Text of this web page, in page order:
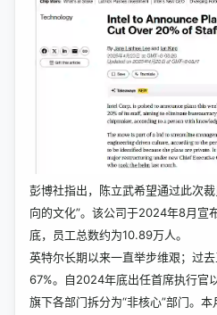
彭博社指出，陈立武希望通过此次
向的文化”。该公司于2024年8月宣
底，员工总数约为10.89万人。
英特尔长期以来一直举步维艰；过
67%。自2024年底出任首席执行官
旗下各部门拆分为“非核心”部门。